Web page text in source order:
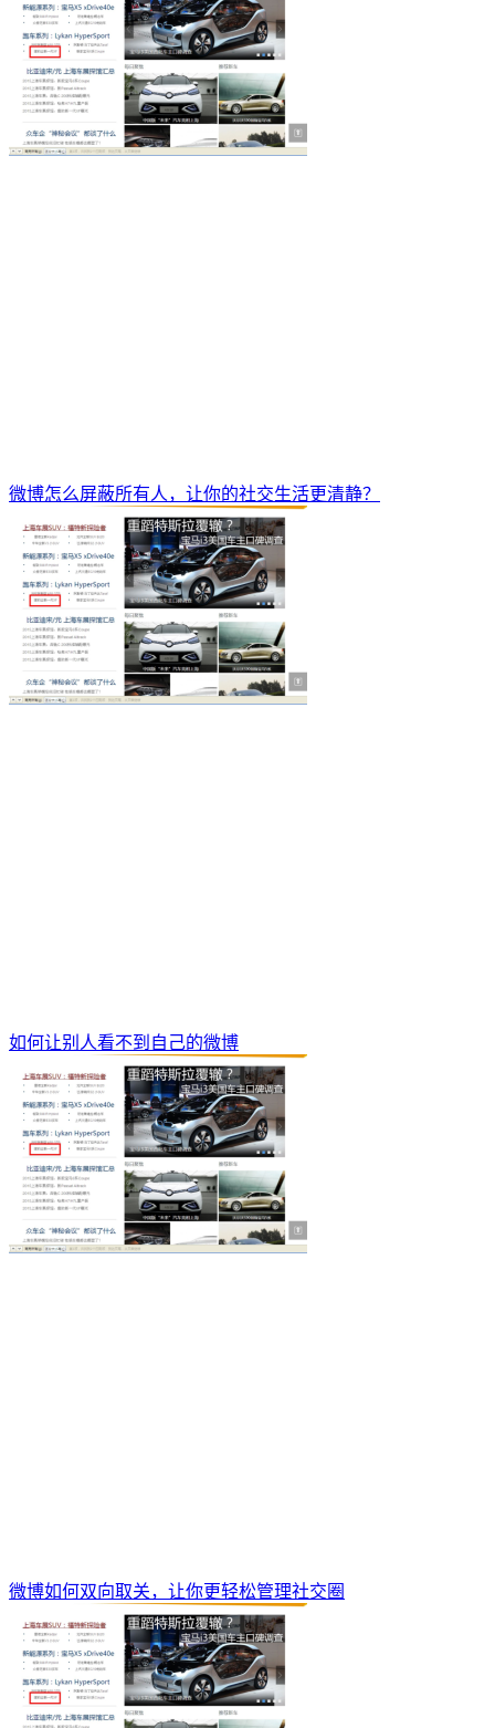
微博怎么屏蔽所有人，让你的社交生活更清静？
如何让别人看不到自己的微博
微博如何双向取关，让你更轻松管理社交圈